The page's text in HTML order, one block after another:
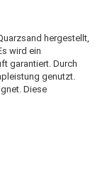
hergestellt,
wird ein
garantiert. Durch
genutzt.
Diese